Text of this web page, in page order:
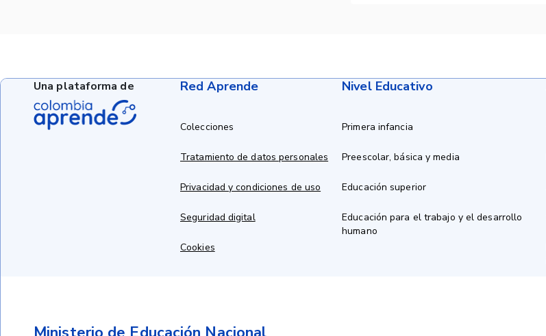
Red Aprende
Colecciones
Tratamiento de datos personales
Privacidad y condiciones de uso
Seguridad digital
Cookies
Nivel Educativo
Primera infancia
Preescolar, básica y media
Educación superior
Educación para el trabajo y el desarrollo
humano
Una plataforma de